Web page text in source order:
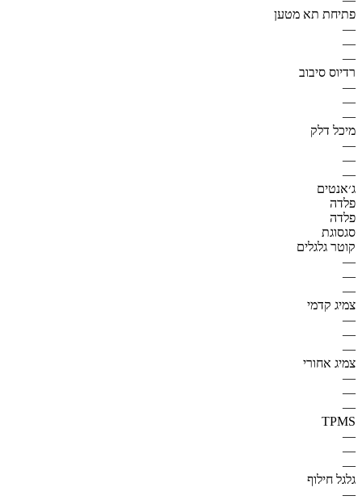
פתיחת תא מטען
—
—
—
רדיוס סיבוב
—
—
—
מיכל דלק
—
—
—
ג׳אנטים
פלדה
פלדה
סגסוגת
קוטר גלגלים
—
—
—
צמיג קדמי
—
—
—
צמיג אחורי
—
—
—
TPMS
—
—
—
גלגל חילוף
—